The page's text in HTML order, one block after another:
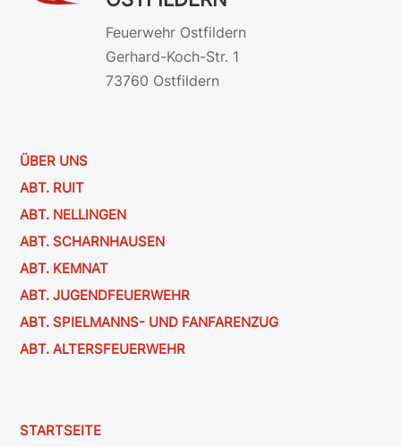
Feuerwehr Ostfildern
Gerhard-Koch-Str. 1
73760 Ostfildern
ÜBER UNS
ABT. RUIT
ABT. NELLINGEN
ABT. SCHARNHAUSEN
ABT. KEMNAT
ABT. JUGENDFEUERWEHR
ABT. SPIELMANNS- UND FANFARENZUG
ABT. ALTERSFEUERWEHR
STARTSEITE